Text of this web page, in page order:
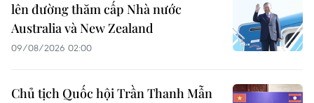
lên đường thăm cấp Nhà nước
Australia và New Zealand
09/08/2026 02:00
Chủ tịch Quốc hội Trần Thanh Mẫn